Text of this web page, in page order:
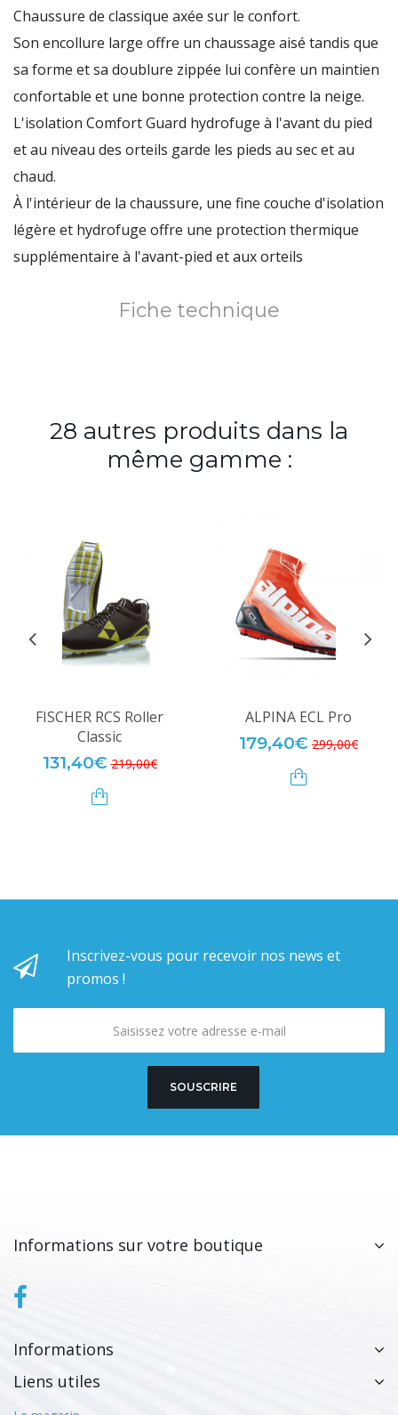
Chaussure de classique axée sur le confort.
Son encollure large offre un chaussage aisé tandis que
sa forme et sa doublure zippée lui confère un maintien
confortable et une bonne protection contre la neige.
L'isolation Comfort Guard hydrofuge à l'avant du pied
et au niveau des orteils garde les pieds au sec et au
chaud.
À l'intérieur de la chaussure, une fine couche d'isolation
légère et hydrofuge offre une protection thermique
supplémentaire à l'avant-pied et aux orteils
Fiche technique
28 autres produits dans la
même gamme :
FISCHER RCS Roller
Classic
131,40€ 219,00€
ALPINA ECL Pro
179,40€ 299,00€
Inscrivez-vous pour recevoir nos news et
promos !
SOUSCRIRE
Informations sur votre boutique
Informations
Liens utiles